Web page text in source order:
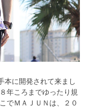
本に開発されて来まし
年ころまでゆったり規
でＭＡＪＵＮは、２０